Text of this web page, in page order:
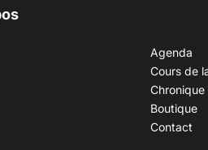
Agenda
Cours de
Chronique
Boutique
Contact